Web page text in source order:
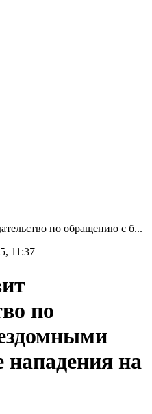
по обращению с б...
11:37
по
нападения на